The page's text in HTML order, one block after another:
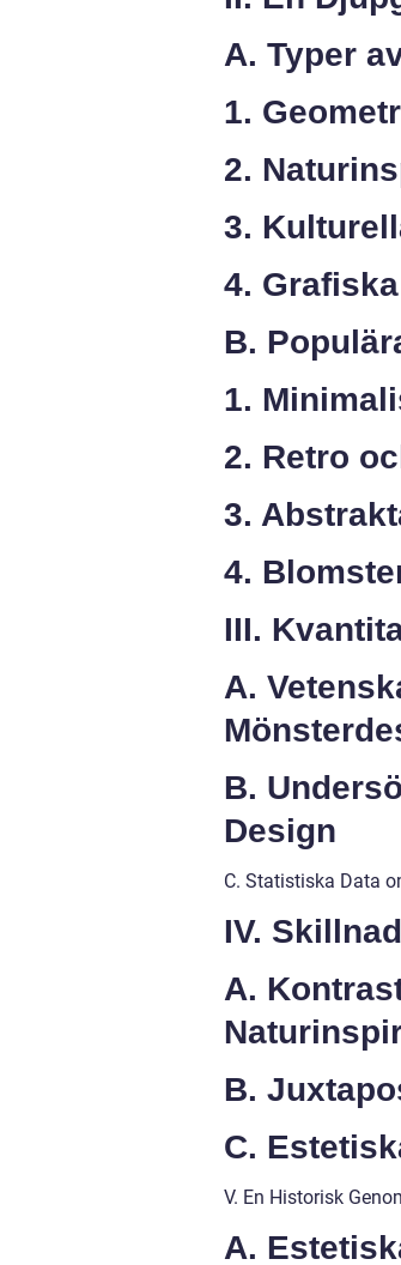
A. Typer
1.
2.
3.
4.
B.
1.
2. Retro
3.
4.
III.
A.
B.
Design
C. Statistiska Data
IV.
A.
B.
C.
V. En Historisk
A.